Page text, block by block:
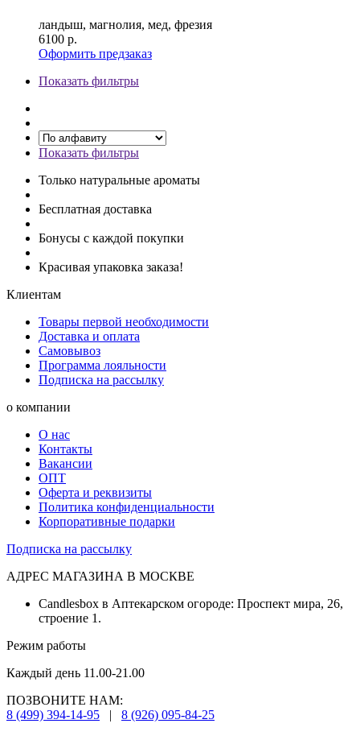
ландыш, магнолия, мед, фрезия
6100 р.
Оформить предзаказ
Показать фильтры
Показать фильтры
Только натуральные ароматы
Бесплатная доставка
Бонусы с каждой покупки
Красивая упаковка заказа!
Клиентам
Товары первой необходимости
Доставка и оплата
Самовывоз
Программа лояльности
Подписка на рассылку
о компании
О нас
Контакты
Вакансии
ОПТ
Оферта и реквизиты
Политика конфиденциальности
Корпоративные подарки
Подписка на рассылку
АДРЕС МАГАЗИНА В МОСКВЕ
Candlesbox в Аптекарском огороде: Проспект мира, 26,
строение 1.
Режим работы
Каждый день 11.00-21.00
ПОЗВОНИТЕ НАМ:
8 (499) 394-14-95
| 8 (926) 095-84-25